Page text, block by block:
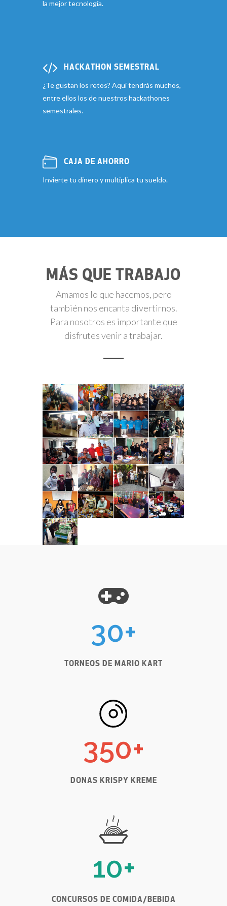
la mejor tecnología.
HACKATHON SEMESTRAL
¿Te gustan los retos? Aquí tendrás muchos,
entre ellos los de nuestros hackathones
semestrales.
CAJA DE AHORRO
Invierte tu dinero y multiplica tu sueldo.
MÁS QUE TRABAJO
Amamos lo que hacemos, pero
también nos encanta divertirnos.
Para nosotros es importante que
disfrutes venir a trabajar.
30+
TORNEOS DE MARIO KART
350+
DONAS KRISPY KREME
10+
CONCURSOS DE COMIDA/BEBIDA